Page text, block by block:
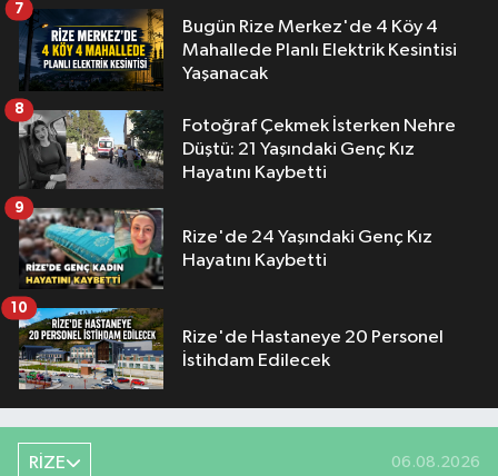
Bugün Rize Merkez'de 4 Köy 4
Mahallede Planlı Elektrik Kesintisi
Yaşanacak
7
Fotoğraf Çekmek İsterken Nehre
Düştü: 21 Yaşındaki Genç Kız
Hayatını Kaybetti
8
Rize'de 24 Yaşındaki Genç Kız
Hayatını Kaybetti
9
Rize'de Hastaneye 20 Personel
İstihdam Edilecek
10
RİZE 06.08.2026